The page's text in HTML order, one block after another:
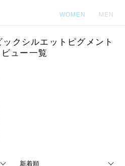
WOMEN MEN
ックシルエットピグメント
ュー一覧